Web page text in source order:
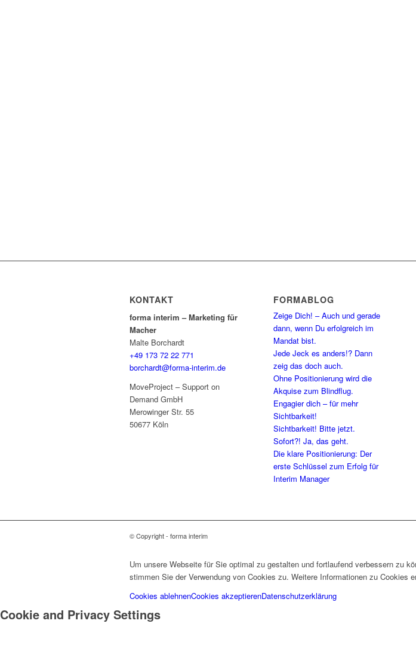
KONTAKT
forma interim – Marketing für
Macher
Malte Borchardt
+49 173 72 22 771
borchardt@forma-interim.de
MoveProject – Support on
Demand GmbH
Merowinger Str. 55
50677 Köln
FORMABLOG
Zeige Dich! – Auch und gerade
dann, wenn Du erfolgreich im
Mandat bist.
Jede Jeck es anders!? Dann
zeig das doch auch.
Ohne Positionierung wird die
Akquise zum Blindflug.
Engagier dich – für mehr
Sichtbarkeit!
Sichtbarkeit! Bitte jetzt.
Sofort?! Ja, das geht.
Die klare Positionierung: Der
erste Schlüssel zum Erfolg für
Interim Manager
© Copyright - forma interim
Um unsere Webseite für Sie optimal zu gestalten und fortlaufend verbessern zu
stimmen Sie der Verwendung von Cookies zu. Weitere Informationen zu Cookies
Cookies ablehnenCookies akzeptierenDatenschutzerklärung
Cookie and Privacy Settings